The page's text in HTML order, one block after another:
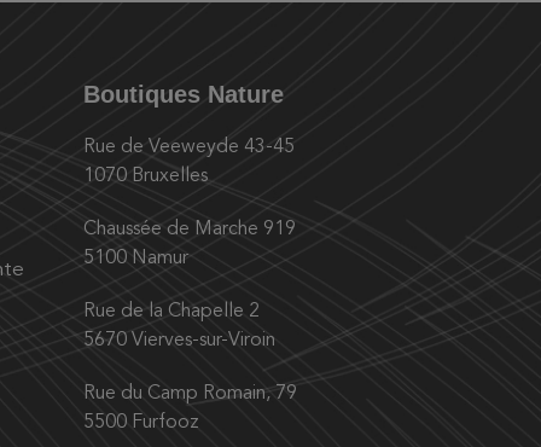
Boutiques Nature
Rue de Veeweyde 43-45
1070 Bruxelles
Chaussée de Marche 919
5100 Namur
Rue de la Chapelle 2
5670 Vierves-sur-Viroin
Rue du Camp Romain, 79
5500 Furfooz